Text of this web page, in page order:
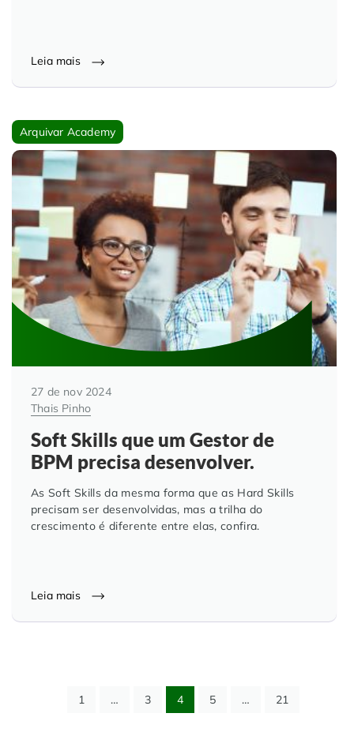
Leia mais
Arquivar Academy
27 de nov 2024
Thais Pinho
Soft Skills que um Gestor de
BPM precisa desenvolver.
As Soft Skills da mesma forma que as Hard Skills
precisam ser desenvolvidas, mas a trilha do
crescimento é diferente entre elas, confira.
Leia mais
1 … 3 4 5 … 21